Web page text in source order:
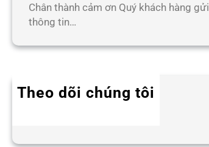
Chân thành cảm ơn Quý khách hàng gửi
thông tin…
Theo dõi chúng tôi